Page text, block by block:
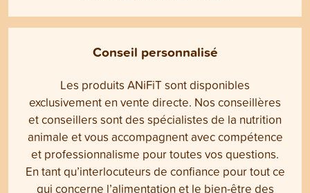
Conseil personnalisé
Les produits ANiFiT sont disponibles
exclusivement en vente directe. Nos conseillères
et conseillers sont des spécialistes de la nutrition
animale et vous accompagnent avec compétence
et professionnalisme pour toutes vos questions.
En tant qu’interlocuteurs de confiance pour tout ce
qui concerne l’alimentation et le bien-être des